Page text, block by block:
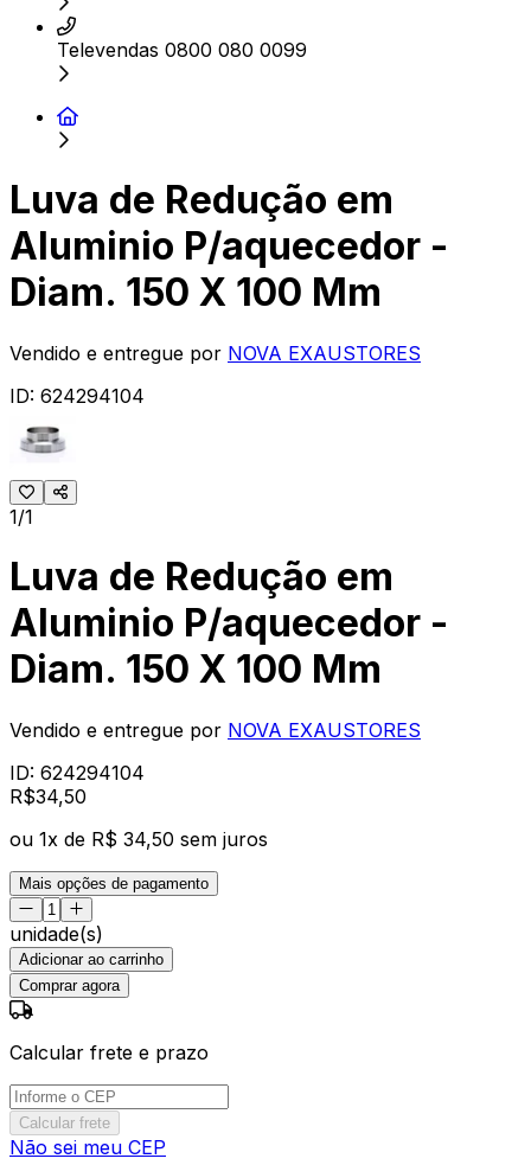
Televendas 0800 080 0099
Luva de Redução em
Aluminio P/aquecedor -
Diam. 150 X 100 Mm
Vendido e entregue por NOVA EXAUSTORES
ID: 624294104
1/1
Luva de Redução em
Aluminio P/aquecedor -
Diam. 150 X 100 Mm
Vendido e entregue por NOVA EXAUSTORES
ID: 624294104
R$34,50
ou 1x de R$ 34,50 sem juros
Mais opções de pagamento
unidade(s)
Adicionar ao carrinho
Comprar agora
Calcular frete e prazo
Calcular frete
Não sei meu CEP